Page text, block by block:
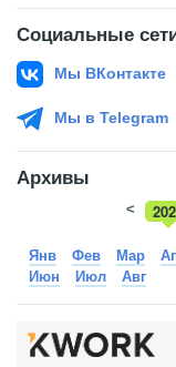
Социальные
Мы ВКонтакте
Мы в Telegram
Архивы
<
Янв Фев Мар
Июн
Июл Авг